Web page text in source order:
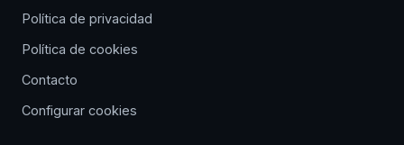
Política de privacidad
Política de cookies
Contacto
Configurar cookies